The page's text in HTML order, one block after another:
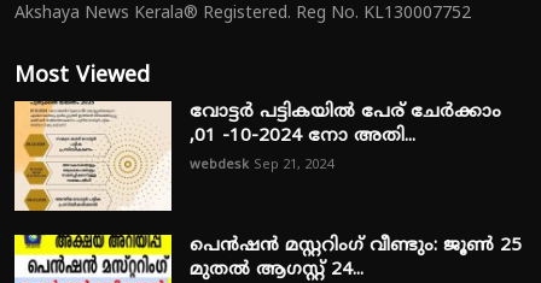
Akshaya News Kerala® Registered. Reg No. KL130007752
Most Viewed
വോട്ടർ പട്ടികയിൽ പേര് ചേർക്കാം
,01 -10-2024 നോ അതി...
webdesk Sep 21, 2024
പെൻഷൻ മസ്റ്ററിംഗ് വീണ്ടും: ജൂൺ 25
മുതൽ ആഗസ്റ്റ് 24...